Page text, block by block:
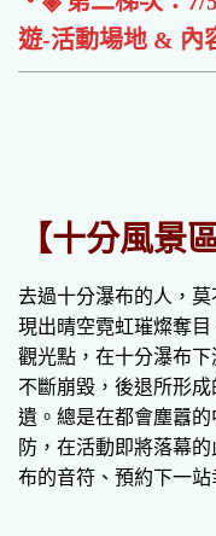
遊-活動場地 & 內
【十分風景
去過十分瀑布的人，
現出晴空霓虹璀燦奪
觀光點，在十分瀑布
不斷崩毀，後退所形
遺。總是在都會塵囂
防，在活動即將落幕
布的音符、預約下一站